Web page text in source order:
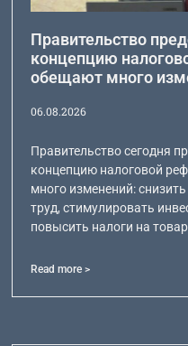
Правительство
концепцию
обещают много
06.08.2026
Правительство сегодня
концепцию налоговой
много изменений:
труд, стимулировать
повысить налоги на
Read more >